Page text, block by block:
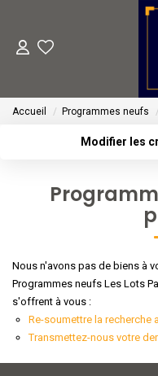
Accueil Programmes neufs
Modifier les
Sélectionnez...
Type de bien
Créer une alerte
Nous n'avons pas de biens à
Programmes neufs Les Lots
s'offrent à vous :
Re-soumettre la recherche
Transmettez-nous votre